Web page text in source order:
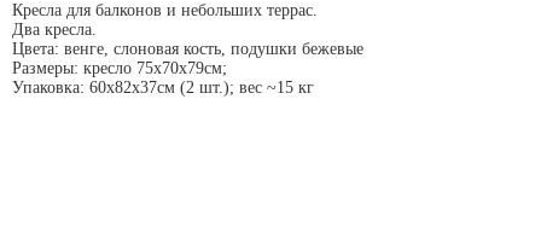
Кресла для балконов и небольших террас.
Два кресла.
Цвета: венге, слоновая кость, подушки бежевые
Размеры: кресло 75х70х79см;
Упаковка: 60х82х37см (2 шт.); вес ~15 кг